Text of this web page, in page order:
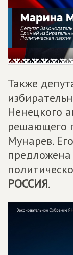
Также
Ненецкого
решающего
Мунарев.
РОССИЯ.